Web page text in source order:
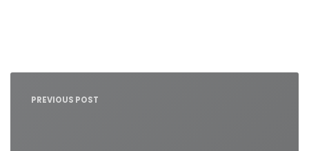
Nawigacja
PREVIOUS POST